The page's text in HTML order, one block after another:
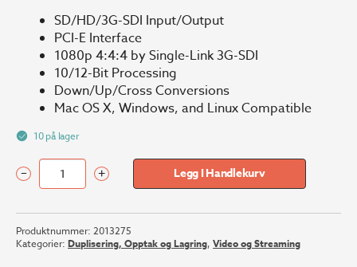
SD/HD/3G-SDI Input/Output
PCI-E Interface
1080p 4:4:4 by Single-Link 3G-SDI
10/12-Bit Processing
Down/Up/Cross Conversions
Mac OS X, Windows, and Linux Compatible
10 på lager
Blackmagic
DeckLink
Duo
2
– + Legg I Handlekurv
Produktnummer: 2013275
Kategorier: Duplisering, Opptak og Lagring, Video og Streaming